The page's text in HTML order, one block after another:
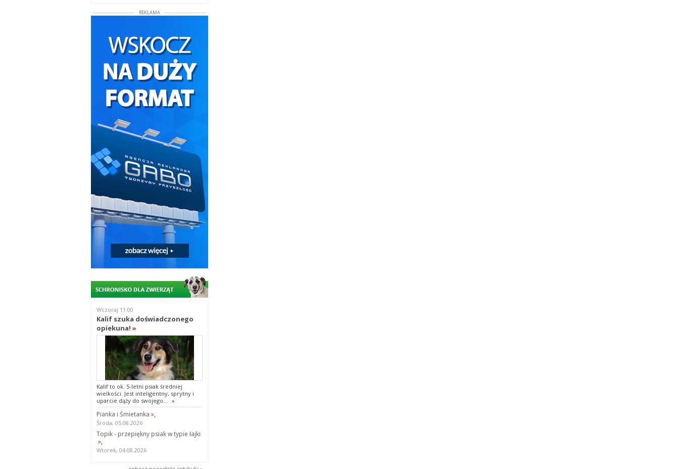
REKLAMA
Wczoraj 11:00
Kalif szuka doświadczonego
opiekuna! »
Kalif to ok. 5-letni psiak średniej
wielkości. Jest inteligentny, sprytny i
uparcie dąży do swojego... »
Pianka i Śmietanka »,
Środa, 05.08.2026
Topik - przepiękny psiak w typie łajki
»,
Wtorek, 04.08.2026